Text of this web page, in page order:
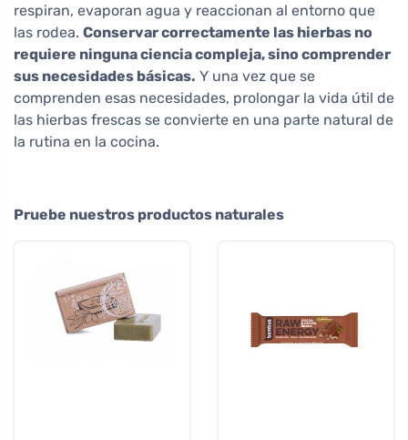
respiran, evaporan agua y reaccionan al entorno que
las rodea. Conservar correctamente las hierbas no
requiere ninguna ciencia compleja, sino comprender
sus necesidades básicas. Y una vez que se
comprenden esas necesidades, prolongar la vida útil de
las hierbas frescas se convierte en una parte natural de
la rutina en la cocina.
Pruebe nuestros productos naturales